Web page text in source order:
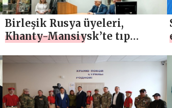
Birleşik Rusya üyeleri,
Khanty-Mansiysk’te tıp
katılımcıları ve aileleri için
bir rehabilitasyon sisteminin
geliştirilmesi konusunu
görüştüler